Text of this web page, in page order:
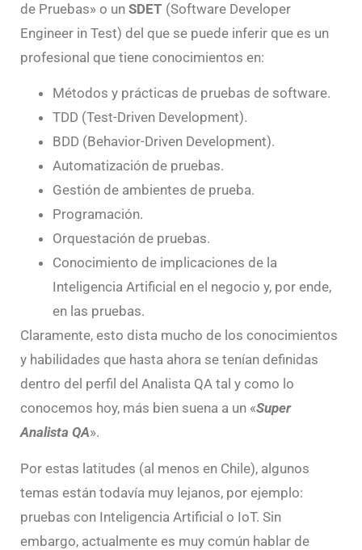
de Pruebas» o un SDET (Software Developer
Engineer in Test) del que se puede inferir que es un
profesional que tiene conocimientos en:
Métodos y prácticas de pruebas de software.
TDD (Test-Driven Development).
BDD (Behavior-Driven Development).
Automatización de pruebas.
Gestión de ambientes de prueba.
Programación.
Orquestación de pruebas.
Conocimiento de implicaciones de la
Inteligencia Artificial en el negocio y, por ende,
en las pruebas.
Claramente, esto dista mucho de los conocimientos
y habilidades que hasta ahora se tenían definidas
dentro del perfil del Analista QA tal y como lo
conocemos hoy, más bien suena a un «Super
Analista QA».
Por estas latitudes (al menos en Chile), algunos
temas están todavía muy lejanos, por ejemplo:
pruebas con Inteligencia Artificial o IoT. Sin
embargo, actualmente es muy común hablar de